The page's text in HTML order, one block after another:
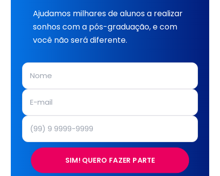
Ajudamos milhares de alunos a realizar
sonhos com a pós-graduação, e com
você não será diferente.
SIM! QUERO FAZER PARTE